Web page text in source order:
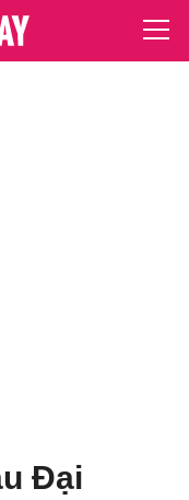
Đại